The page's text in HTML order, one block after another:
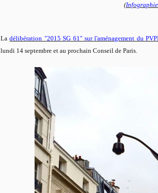
(
Ladélibération "2015 SG 61" sur l'aménagement du
lundi 14 septembre et au prochain Conseil de Paris.